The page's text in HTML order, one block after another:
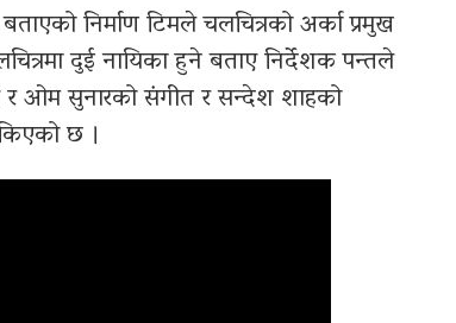
निर्माण टिमले चलचित्रको अर्का प्रमुख
दुई नायिका हुने बताए निर्देशक पन्तले
र ओम सुनारको संगीत र सन्देश शाहको
छ ।